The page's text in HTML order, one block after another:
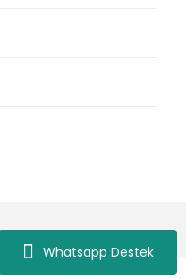
Whatsapp Destek